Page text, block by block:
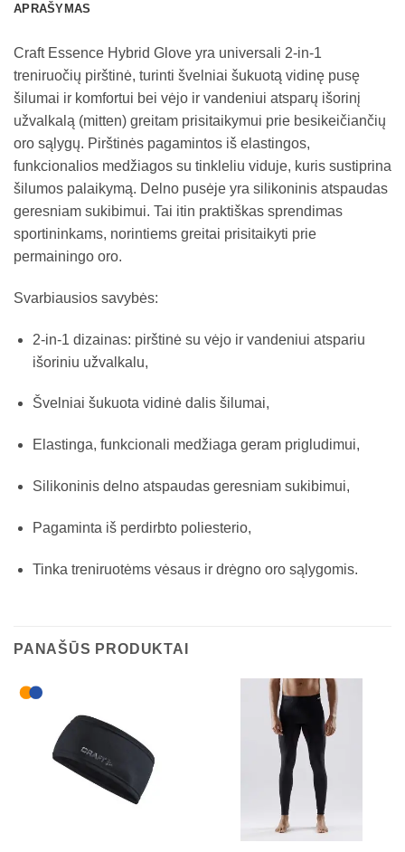
APRAŠYMAS
Craft Essence Hybrid Glove yra universali 2-in-1
treniruočių pirštinė, turinti švelniai šukuotą vidinę pusę
šilumai ir komfortui bei vėjo ir vandeniui atsparų išorinį
užvalkalą (mitten) greitam prisitaikymui prie besikeičiančių
oro sąlygų. Pirštinės pagamintos iš elastingos,
funkcionalios medžiagos su tinkleliu viduje, kuris sustiprina
šilumos palaikymą. Delno pusėje yra silikoninis atspaudas
geresniam sukibimui. Tai itin praktiškas sprendimas
sportininkams, norintiems greitai prisitaikyti prie
permainingo oro.
Svarbiausios savybės:
2-in-1 dizainas: pirštinė su vėjo ir vandeniui atspariu
išoriniu užvalkalu,
Švelniai šukuota vidinė dalis šilumai,
Elastinga, funkcionali medžiaga geram prigludimui,
Silikoninis delno atspaudas geresniam sukibimui,
Pagaminta iš perdirbto poliesterio,
Tinka treniruotėms vėsaus ir drėgno oro sąlygomis.
PANAŠŪS PRODUKTAI